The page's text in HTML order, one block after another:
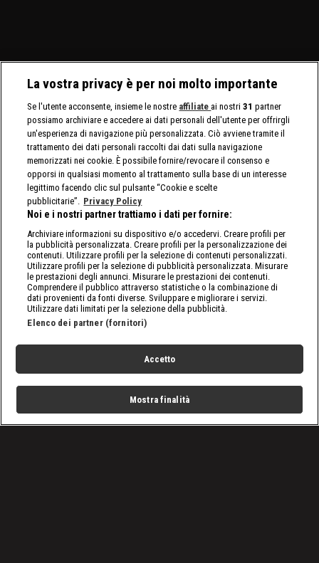
La vostra privacy è per noi molto importante
Se l'utente acconsente, insieme le nostre affiliate ai nostri31 partner
possiamo archiviare e accedere ai dati personali dell'utente per offrirgli
un'esperienza di navigazione più personalizzata. Ciò avviene tramite il
trattamento dei dati personali raccolti dai dati sulla navigazione
memorizzati nei cookie. È possibile fornire/revocare il consenso e
opporsi in qualsiasi momento al trattamento sulla base di un interesse
legittimo facendo clic sul pulsante “Cookie e scelte
pubblicitarie”. Privacy Policy
Noi e i nostri partner trattiamo i dati per fornire:
Archiviare informazioni su dispositivo e/o accedervi. Creare profili per
la pubblicità personalizzata. Creare profili per la personalizzazione dei
contenuti. Utilizzare profili per la selezione di contenuti personalizzati.
Utilizzare profili per la selezione di pubblicità personalizzata. Misurare
le prestazioni degli annunci. Misurare le prestazioni dei contenuti.
Comprendere il pubblico attraverso statistiche o la combinazione di
dati provenienti da fonti diverse. Sviluppare e migliorare i servizi.
Utilizzare dati limitati per la selezione della pubblicità.
Elenco dei partner (fornitori)
Accetto
Mostra finalità